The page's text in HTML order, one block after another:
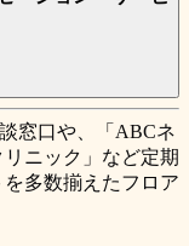
窓口や、「ABCネ
ニック」など定期
多数揃えたフロア